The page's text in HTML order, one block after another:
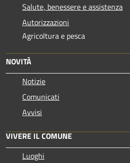
Salute, benessere e assistenza
Autorizzazioni
Agricoltura e pesca
NOVITÀ
Notizie
Comunicati
Avvisi
VIVERE IL COMUNE
Luoghi